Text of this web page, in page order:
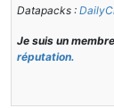
Datapacks :
Je suis un
réputation.